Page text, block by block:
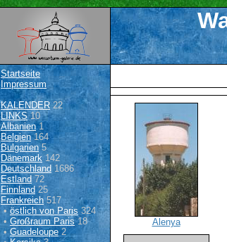
Startseite
Impressum
KALENDER22
LINKS10
Albanien1
Belgien164
Bulgarien 5
Dänemark142
Deutschland 1686
Estland 72
Finnland 25
Frankreich517
•östlich von Paris 324
• Großraum Paris18
•Guadeloupe 2
Alenya